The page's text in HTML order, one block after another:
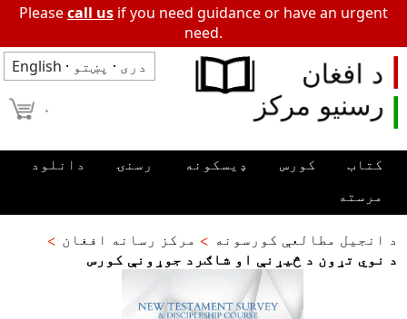
Pleasecall us if you need guidance or have an urgent
need.
English · دری · پښتو
۰
کتاب کورس ډیسکونه رسنۍ
دانلود
مرسته
مرکز رسانه افغان
د انجیل مطالعې کورسونه
د نوي تړون د څیړنې او شاګرد جوړونې کورس